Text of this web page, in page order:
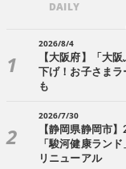
DAILY
2026/8/4
【大阪府】「大
下げ！お子さま
も
2026/7/30
【静岡県静岡市
「駿河健康ラン
リニューアル